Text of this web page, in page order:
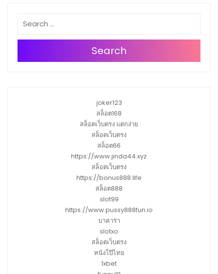
Search
joker123
สล็อต168
สล็อตเว็บตรง แตกง่าย
สล็อตเว็บตรง
สล็อต66
https://www.jinda44.xyz
สล็อตเว็บตรง
https://bonus888.life
สล็อต888
slot99
https://www.pussy888fun.io
บาคาร่า
slotxo
สล็อตเว็บตรง
หนังโป๊ไทย
1xbet